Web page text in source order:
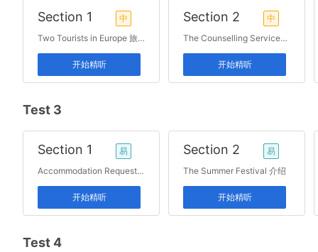
Section 1
中
Two Tourists in Europe 旅游
开始精听
Section 2
中
The Counselling Services 介绍
开始精听
Test 3
Section 1
易
Accommodation Request Form 住宿
开始精听
Section 2
易
The Summer Festival 介绍
开始精听
Test 4